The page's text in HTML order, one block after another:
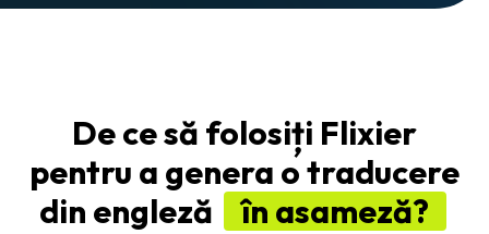
De ce să folosiți Flixier
pentru a genera o traducere
din engleză
în asameză?